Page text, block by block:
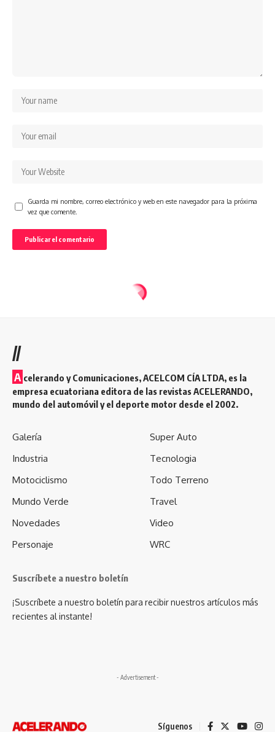
Guarda mi nombre, correo electrónico y web en este navegador para la próxima
vez que comente.
//
A celerando y Comunicaciones, ACELCOM CÍA LTDA, es la
empresa ecuatoriana editora de las revistas ACELERANDO,
mundo del automóvil y el deporte motor desde el 2002.
Galería
Industria
Motociclismo
Mundo Verde
Novedades
Personaje
Super Auto
Tecnologia
Todo Terreno
Travel
Video
WRC
Suscríbete a nuestro boletín
¡Suscríbete a nuestro boletín para recibir nuestros artículos más
recientes al instante!
- Advertisement -
Síguenos